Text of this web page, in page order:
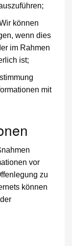
Wir können
wenn dies
im Rahmen
ist;
mit
vor
zu
können